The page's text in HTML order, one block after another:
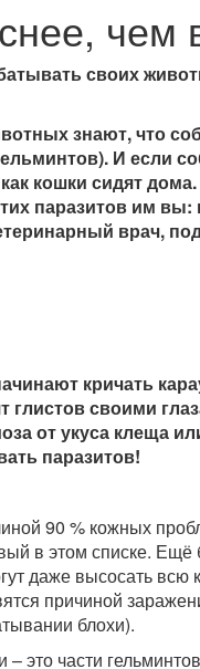
чем
своих
знают, что
И если
кошки сидят
паразитов им вы:
врач,
кричать
глистов своими
от укуса клеща
паразитов!
90 % кожных
в этом списке.
даже высосать всю
причиной
блохи).
это части